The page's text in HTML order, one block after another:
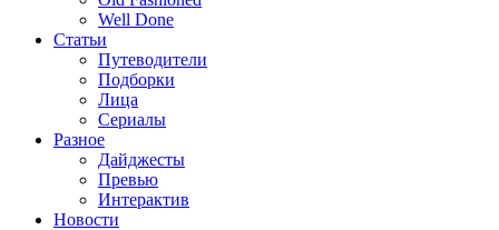
Well Done
Статьи
Путеводители
Подборки
Лица
Сериалы
Разное
Дайджесты
Превью
Интерактив
Новости